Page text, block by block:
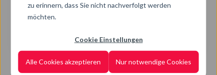
zu erinnern, dass Sie nicht nachverfolgt werden
möchten.
Cookie Einstellungen
Alle Cookies akzeptieren Nur notwendige Cookies
Nachhaltige Integration in
Geschäftsprozesse